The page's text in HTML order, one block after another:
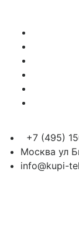
+7 (495)
Москва ул
info@kupi-